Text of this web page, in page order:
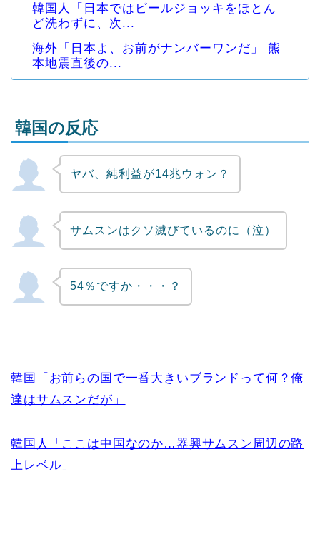
韓国人「日本ではビールジョッキをほとん
ど洗わずに、次...
海外「日本よ、お前がナンバーワンだ」 熊
本地震直後の...
Powered by livedoor 相互RSS
韓国の反応
ヤバ、純利益が14兆ウォン？
サムスンはクソ滅びているのに（泣）
54％ですか・・・？
韓国「お前らの国で一番大きいブランドって何？俺
達はサムスンだが」
韓国人「ここは中国なのか…器興サムスン周辺の路
上レベル」